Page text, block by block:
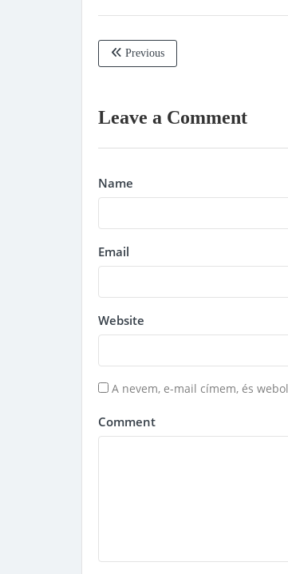
Previous
Leave a Comment
Name
Email
Website
A nevem, e-mail címem, és
Comment